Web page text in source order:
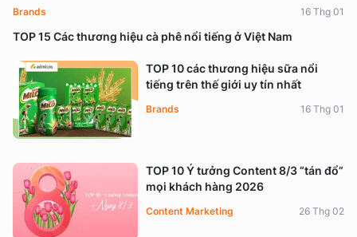
TOP 15 Các thương hiệu cà phê nổi tiếng ở Việt Nam
Brands 16 Thg 01
TOP 10 các thương hiệu sữa nổi
tiếng trên thế giới uy tín nhất
Brands 16 Thg 01
TOP 10 Ý tưởng Content 8/3 “tán đổ”
mọi khách hàng 2026
Content Marketing 26 Thg 02